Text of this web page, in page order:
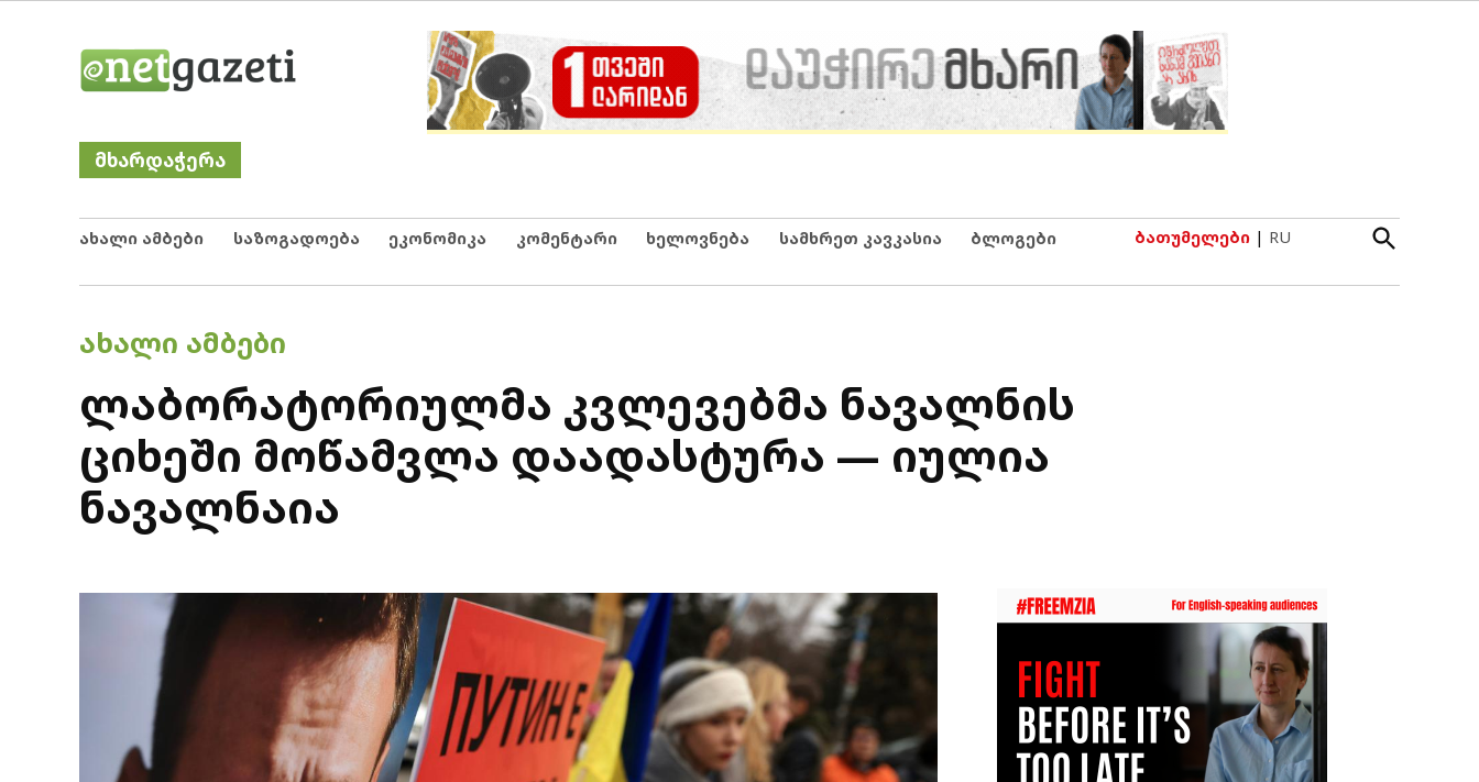
Netgazeti
მხარდაჭერა
ახალი ამბები საზოგადოება ეკონომიკა კომენტარი ხელოვნება სამხრეთ კავკასია ბლოგები ბათუმელები | RU
Open
Search
POSTED
ᲐᲮᲐᲚᲘ ᲐᲛᲑᲔᲑᲘ
ლაბორატორიულმა კვლევებმა ნავალნის
ციხეში მოწამვლა დაადასტურა — იულია
ნავალნაია